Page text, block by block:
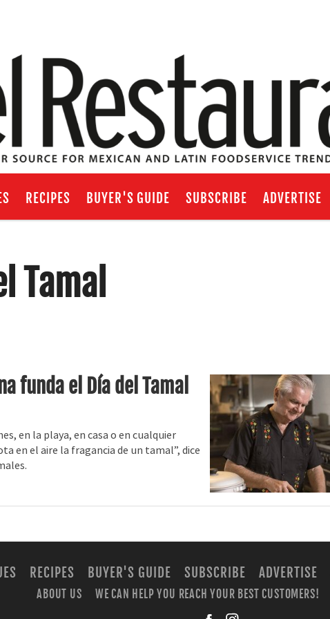
RECIPES BUYER'S GUIDE SUBSCRIBE ADVERTISE
Tamal
funda el Día del Tamal
en la playa, en casa o en cualquier
en el aire la fragancia de un tamal”, dice
RECIPES BUYER'S GUIDE SUBSCRIBE ADVERTISE
ABOUT US WE CAN HELP YOU REACH YOUR BEST CUSTOMERS!